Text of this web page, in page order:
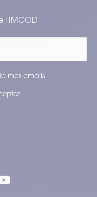
TIMCOD
mes emails